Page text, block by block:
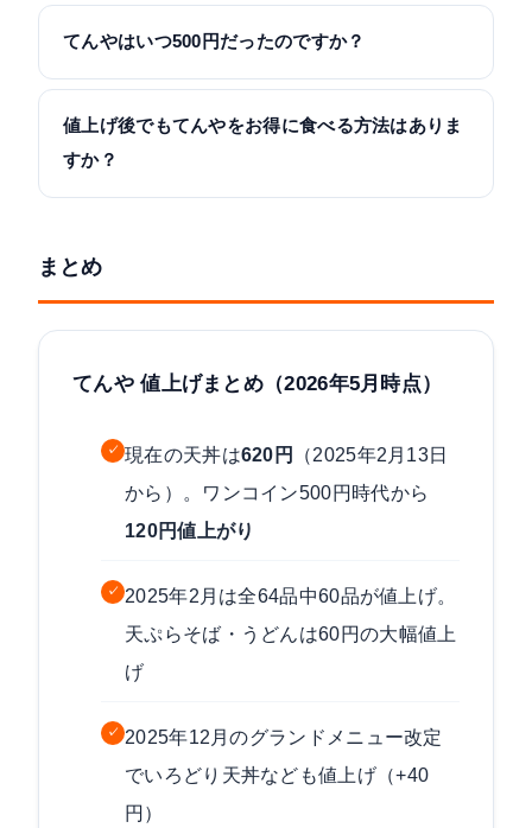
てんやはいつ500円だったのですか？
値上げ後でもてんやをお得に食べる方法はありま
すか？
まとめ
てんや 値上げまとめ（2026年5月時点）
✓ 現在の天丼は620円
（2025年2月13日
から）。ワンコイン500円時代から
120円値上がり
✓ 2025年2月は全64品中60品が値上げ。
天ぷらそば・うどんは60円の大幅値上
げ
✓ 2025年12月のグランドメニュー改定
でいろどり天丼なども値上げ（+40
円）